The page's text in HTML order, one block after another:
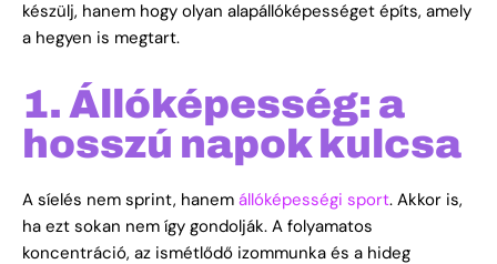
készülj, hanem hogy olyan alapállóképességet építs, amely
a hegyen is megtart.
1. Állóképesség: a
hosszú napok kulcsa
A síelés nem sprint, hanem állóképességi sport. Akkor is,
ha ezt sokan nem így gondolják. A folyamatos
koncentráció, az ismétlődő izommunka és a hideg